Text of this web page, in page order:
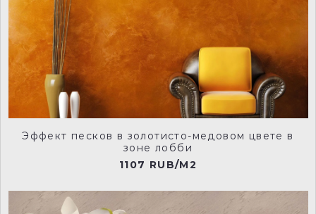
240-true-taupe-manu 149-slaked-lime-mid-manu
118-dark-lead-colour-manu
Эффект песков в золотисто-медовом цвете в
зоне лобби
1107 RUB/M2